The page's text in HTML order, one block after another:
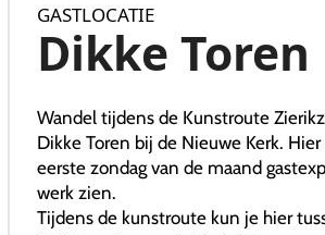
GASTLOCATIE
Dikke Toren
Wandel tijdens de Kunstroute
Dikke Toren bij de Nieuwe Kerk.
eerste zondag van de maand
werk zien.
Tijdens de kunstroute kun je hier